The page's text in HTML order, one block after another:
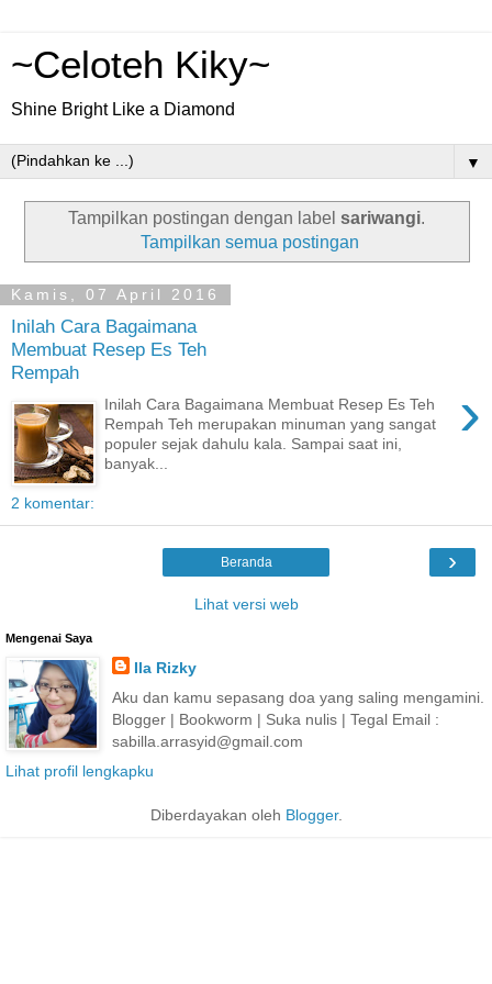
~Celoteh Kiky~
Shine Bright Like a Diamond
▼
Tampilkan postingan dengan label sariwangi.
Tampilkan semua postingan
Kamis, 07 April 2016
Inilah Cara Bagaimana
Membuat Resep Es Teh
Rempah
›
Inilah Cara Bagaimana Membuat Resep Es Teh
Rempah Teh merupakan minuman yang sangat
populer sejak dahulu kala. Sampai saat ini,
banyak...
2 komentar:
›
Beranda
Lihat versi web
Mengenai Saya
Ila Rizky
Aku dan kamu sepasang doa yang saling mengamini.
Blogger | Bookworm | Suka nulis | Tegal Email :
sabilla.arrasyid@gmail.com
Lihat profil lengkapku
Diberdayakan oleh Blogger.